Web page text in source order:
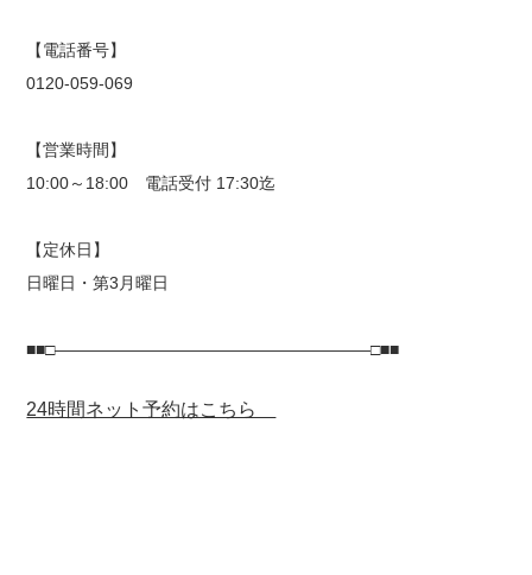
【電話番号】
0120-059-069
【営業時間】
10:00～18:00 電話受付 17:30迄
【定休日】
日曜日・第3月曜日
■■□―――――――――――――――――――□■■
24時間ネット予約はこちら